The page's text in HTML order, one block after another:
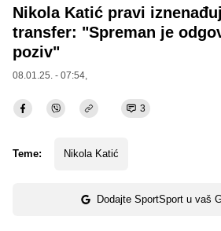
Nikola Katić pravi
transfer: "Spreman je
poziv"
08.01.25. - 07:54,
3
Teme: Nikola Katić
Dodajte SportSport u vaš